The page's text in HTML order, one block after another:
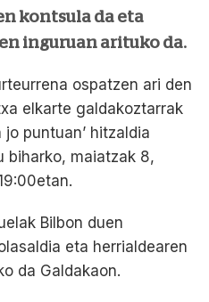
kontsula da eta
inguruan arituko da.
ospatzen ari den
elkarte galdakoztarrak
jo puntuan’ hitzaldia
biharko, maiatzak 8,
Bilbon duen
eta herrialdearen
da Galdakaon.